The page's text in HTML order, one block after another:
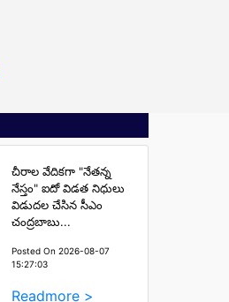
చీరాల వేదికగా "నేతన్న
నేస్తం" ఐదో విడత నిధులు
విడుదల చేసిన సీఎం
చంద్రబాబు...
Posted On 2026-08-07
15:27:03
Readmore >